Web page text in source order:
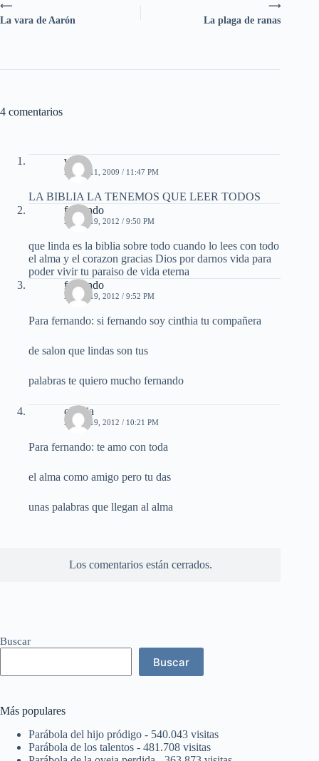
⟶
La plaga de ranas
⟵
La vara de Aarón
4 comentarios
vldi
MAYO 11, 2009 / 11:47 PM
LA BIBLIA LA TENEMOS QUE LEER TODOS
fernando
ABRIL 19, 2012 / 9:50 PM
que linda es la biblia sobre todo cuando lo lees con todo
el alma y el corazon gracias Dios por darnos vida para
poder vivir tu paraiso de vida eterna
fernando
ABRIL 19, 2012 / 9:52 PM
Para fernando: si fernando soy cinthia tu compañera
de salon que lindas son tus
palabras te quiero mucho fernando
cinthia
ABRIL 19, 2012 / 10:21 PM
Para fernando: te amo con toda
el alma como amigo pero tu das
unas palabras que llegan al alma
Los comentarios están cerrados.
Buscar
Buscar
Más populares
Parábola del hijo pródigo - 540.043 visitas
Parábola de los talentos - 481.708 visitas